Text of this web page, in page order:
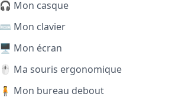
🎧 Mon casque
⌨️ Mon clavier
🖥️ Mon écran
🖱️ Ma souris ergonomique
🧍 Mon bureau debout